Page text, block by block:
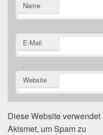
Name
E-Mail
Website
Diese Website verwendet
Akismet, um Spam zu